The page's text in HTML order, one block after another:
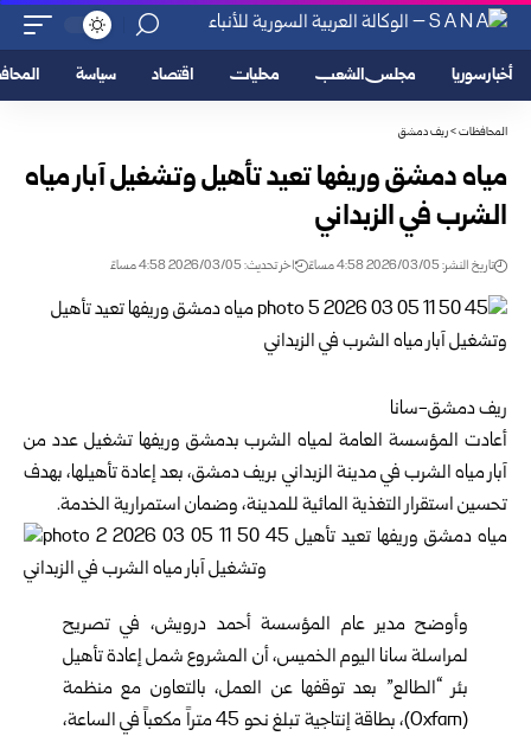
أخبار سوريا مجلس الشعب محليات اقتصاد سياسة
المحافظات>ريف دمشق
مياه دمشق وريفها تعيد تأهيل وتشغيل آبار مياه
الشرب في الزبداني
تاريخ النشر: 2026/03/05 4:58 مساءً اخر تحديث: 2026/03/05 4:58 مساءً
ريف دمشق-سانا
أعادت المؤسسة العامة لمياه الشرب بدمشق وريفها تشغيل عدد من
آبار مياه الشرب في مدينة الزبداني بريف دمشق، بعد إعادة تأهيلها، بهدف
تحسين استقرار التغذية المائية للمدينة، وضمان استمرارية الخدمة.
وأوضح مدير عام المؤسسة أحمد درويش، في تصريح
لمراسلة سانا اليوم الخميس، أن المشروع شمل إعادة تأهيل
بئر “الطالع” بعد توقفها عن العمل، بالتعاون مع منظمة
(Oxfam)، بطاقة إنتاجية تبلغ نحو 45 متراً مكعباً في الساعة،